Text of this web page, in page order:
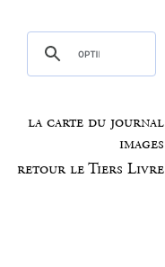
la carte du journal
images
retour le Tiers Livre